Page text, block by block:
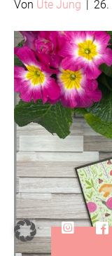
Instagram
Von Ute Jung | 26.